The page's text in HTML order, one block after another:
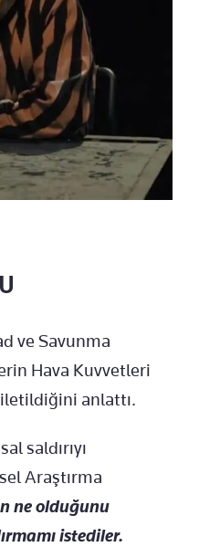
ve Savunma
Hava Kuvvetleri
anlattı.
saldırıyı
Araştırma
ne olduğunu
istediler.